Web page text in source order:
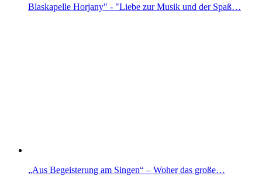
Blaskapelle Horjany" - "Liebe zur Musik und der Spaß…
„Aus Begeisterung am Singen“ – Woher das große…